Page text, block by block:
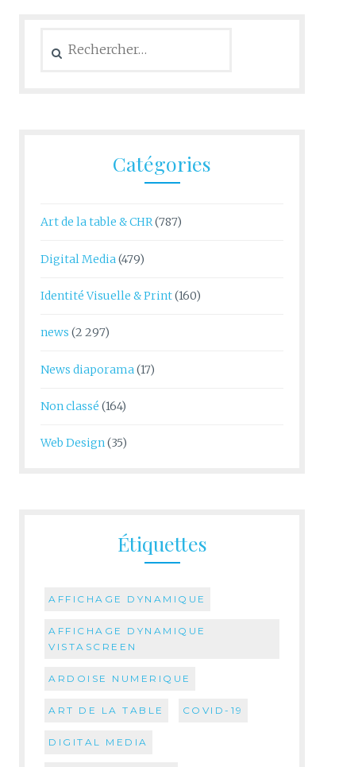
Catégories
Art de la table & CHR(787)
Digital Media (479)
Identité Visuelle & Print(160)
news (2 297)
News diaporama(17)
Non classé (164)
Web Design(35)
Étiquettes
AFFICHAGE DYNAMIQUE
AFFICHAGE DYNAMIQUE
VISTASCREEN
ARDOISE NUMERIQUE
ART DE LA TABLE COVID-19
DIGITAL MEDIA